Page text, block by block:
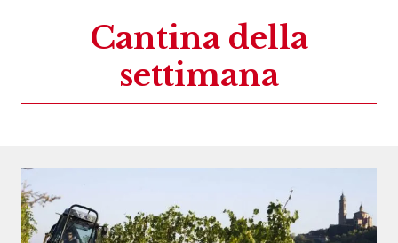
Cantina della
settimana